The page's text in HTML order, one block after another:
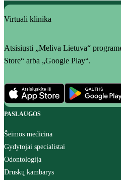
Virtuali klinika
Atsisiųsti „Meliva Lietuva“
Store“ arba „Google Play“.
PASLAUGOS
Šeimos medicina
Gydytojai specialistai
Odontologija
Druskų kambarys